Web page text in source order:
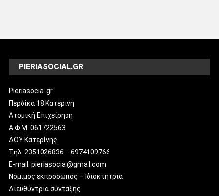
PIERIASOCIAL.GR
Pieriasocial.gr
Περδίκα 18 Κατερίνη
Ατομική Επιχείρηση
Α.Φ.Μ. 061722563
ΔΟΥ Κατερίνης
Tηλ: 2351026836 – 6974109766
E-mail: pieriasocial@gmail.com
Νόμιμος εκπρόσωπος – Ιδιοκτήτρια
Διευθύντρια σύνταξης